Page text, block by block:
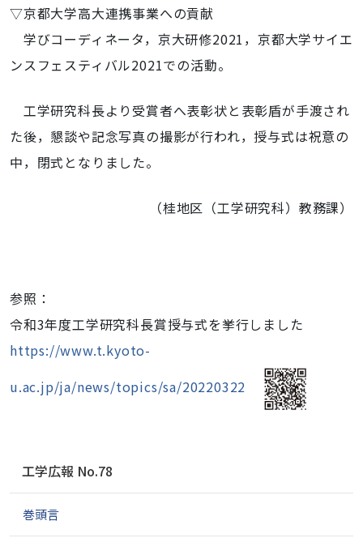
▽京都大学高大連携事業への貢献
学びコーディネータ，京大研修2021，京都大学サイエ
ンスフェスティバル2021での活動。
工学研究科長より受賞者へ表彰状と表彰盾が手渡され
た後，懇談や記念写真の撮影が行われ，授与式は祝意の
中，閉式となりました。
（桂地区（工学研究科）教務課）
参照：
令和3年度工学研究科長賞授与式を挙行しました
https://www.t.kyoto-
u.ac.jp/ja/news/topics/sa/20220322
ゲ
工学広報 No.78
巻頭言